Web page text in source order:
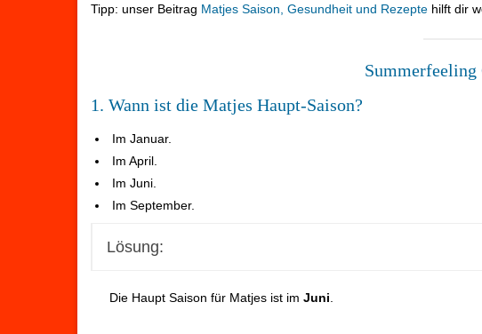
Tipp: unser Beitrag Matjes Saison, Gesundheit und Rezepte hilft dir
1. Wann ist die Matjes Haupt-Saison?
Im Januar.
Im April.
Im Juni.
Im September.
Lösung:
Die Haupt Saison für Matjes ist im Juni